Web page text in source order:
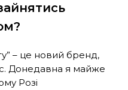
– це новий бренд,
Донедавна я майже
Розі